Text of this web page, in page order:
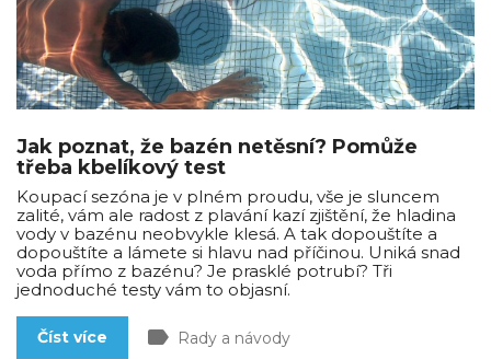
Jak poznat, že bazén netěsní? Pomůže
třeba kbelíkový test
Koupací sezóna je v plném proudu, vše je sluncem
zalité, vám ale radost z plavání kazí zjištění, že hladina
vody v bazénu neobvykle klesá. A tak dopouštíte a
dopouštíte a lámete si hlavu nad příčinou. Uniká snad
voda přímo z bazénu? Je prasklé potrubí? Tři
jednoduché testy vám to objasní.
Číst více label Rady a návody